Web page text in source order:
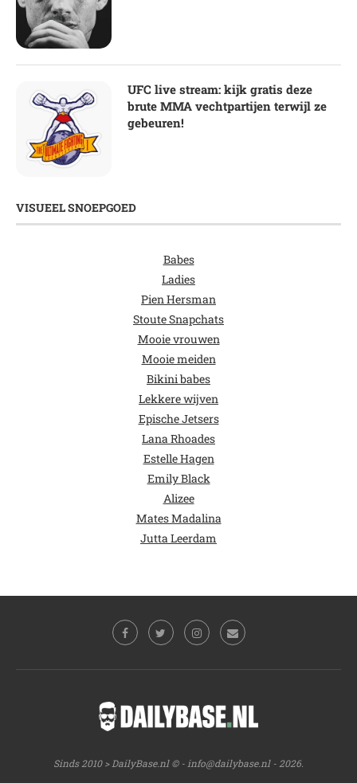
UFC live stream: kijk gratis deze
brute MMA vechtpartijen terwijl ze
gebeuren!
VISUEEL SNOEPGOED
Babes
Ladies
Pien Hersman
Stoute Snapchats
Mooie vrouwen
Mooie meiden
Bikini babes
Lekkere wijven
Epische Jetsers
Lana Rhoades
Estelle Hagen
Emily Black
Alizee
Mates Madalina
Jutta Leerdam
Sinds 2010 > DailyBase.nl © - info@dailybase.nl- 2026.